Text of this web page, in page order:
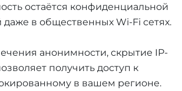
остаётся конфиденциальной
в общественных Wi-Fi сетях.
анонимности, скрытие IP-
получить доступ к
в вашем регионе.